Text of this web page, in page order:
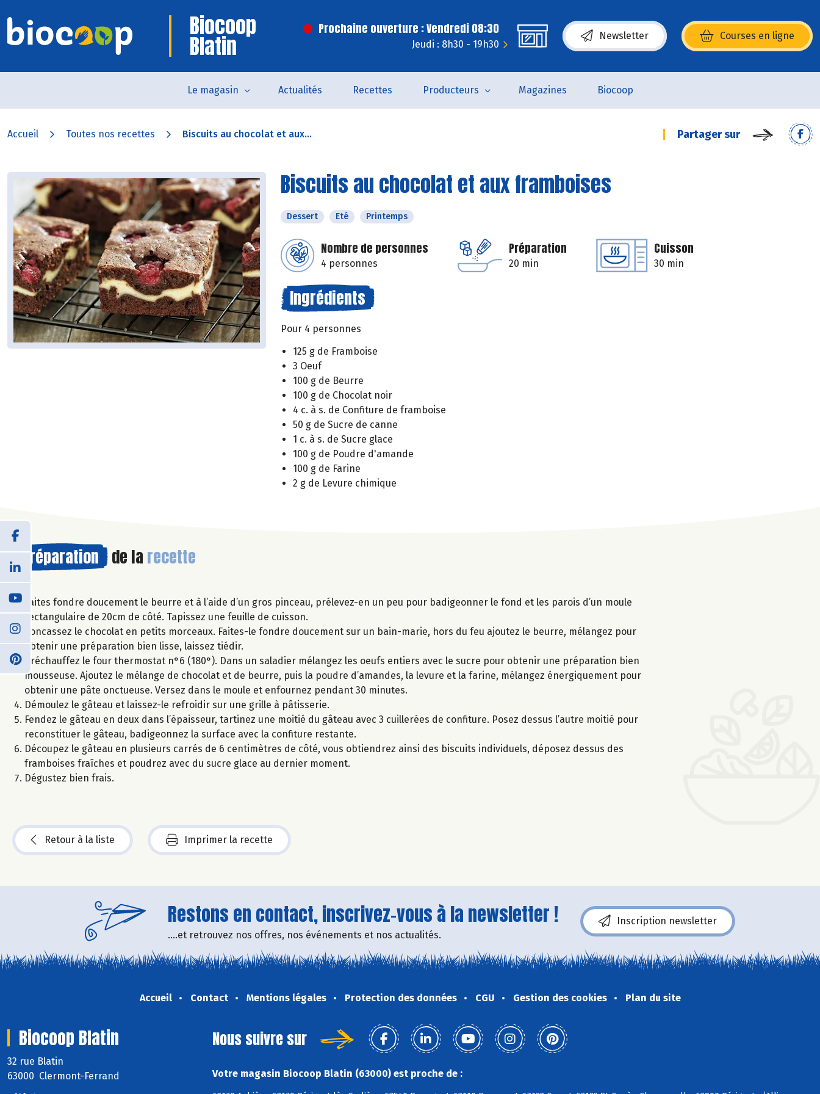
Biocoop
Blatin
Prochaine ouverture : Vendredi 08:30
Jeudi : 8h30 - 19h30
Newsletter Courses en ligne
(s’ouvre dans une nouvelle fenêtre)
Le magasin Actualités Recettes Producteurs Magazines Biocoop
Accueil Toutes nos recettes Biscuits au chocolat et aux... Partager sur
Biscuits au chocolat et aux framboises
Dessert Eté Printemps
Nombre de personnes
4 personnes
Préparation
20 min
Cuisson
30 min
Ingrédients
Pour 4 personnes
125 g de Framboise
3 Oeuf
100 g de Beurre
100 g de Chocolat noir
4 c. à s. de Confiture de framboise
50 g de Sucre de canne
1 c. à s. de Sucre glace
100 g de Poudre d'amande
100 g de Farine
2 g de Levure chimique
Préparation de la recette
Faites fondre doucement le beurre et à l’aide d’un gros pinceau, prélevez-en un peu pour badigeonner le fond et les parois d’un moule
rectangulaire de 20cm de côté. Tapissez une feuille de cuisson.
Concassez le chocolat en petits morceaux. Faites-le fondre doucement sur un bain-marie, hors du feu ajoutez le beurre, mélangez pour
obtenir une préparation bien lisse, laissez tiédir.
Préchauffez le four thermostat n°6 (180°). Dans un saladier mélangez les oeufs entiers avec le sucre pour obtenir une préparation bien
mousseuse. Ajoutez le mélange de chocolat et de beurre, puis la poudre d’amandes, la levure et la farine, mélangez énergiquement pour
obtenir une pâte onctueuse. Versez dans le moule et enfournez pendant 30 minutes.
Démoulez le gâteau et laissez-le refroidir sur une grille à pâtisserie.
Fendez le gâteau en deux dans l’épaisseur, tartinez une moitié du gâteau avec 3 cuillerées de confiture. Posez dessus l’autre moitié pour
reconstituer le gâteau, badigeonnez la surface avec la confiture restante.
Découpez le gâteau en plusieurs carrés de 6 centimètres de côté, vous obtiendrez ainsi des biscuits individuels, déposez dessus des
framboises fraîches et poudrez avec du sucre glace au dernier moment.
Dégustez bien frais.
Retour à la liste Imprimer la recette
Restons en contact, inscrivez-vous à la newsletter !
....et retrouvez nos offres, nos événements et nos actualités.
Inscription newsletter
Accueil Contact Mentions légales Protection des données CGU Gestion des cookies Plan du site
Biocoop Blatin
32 rue Blatin
63000 Clermont-Ferrand
Nous suivre sur
Votre magasin Biocoop Blatin (63000) est proche de :